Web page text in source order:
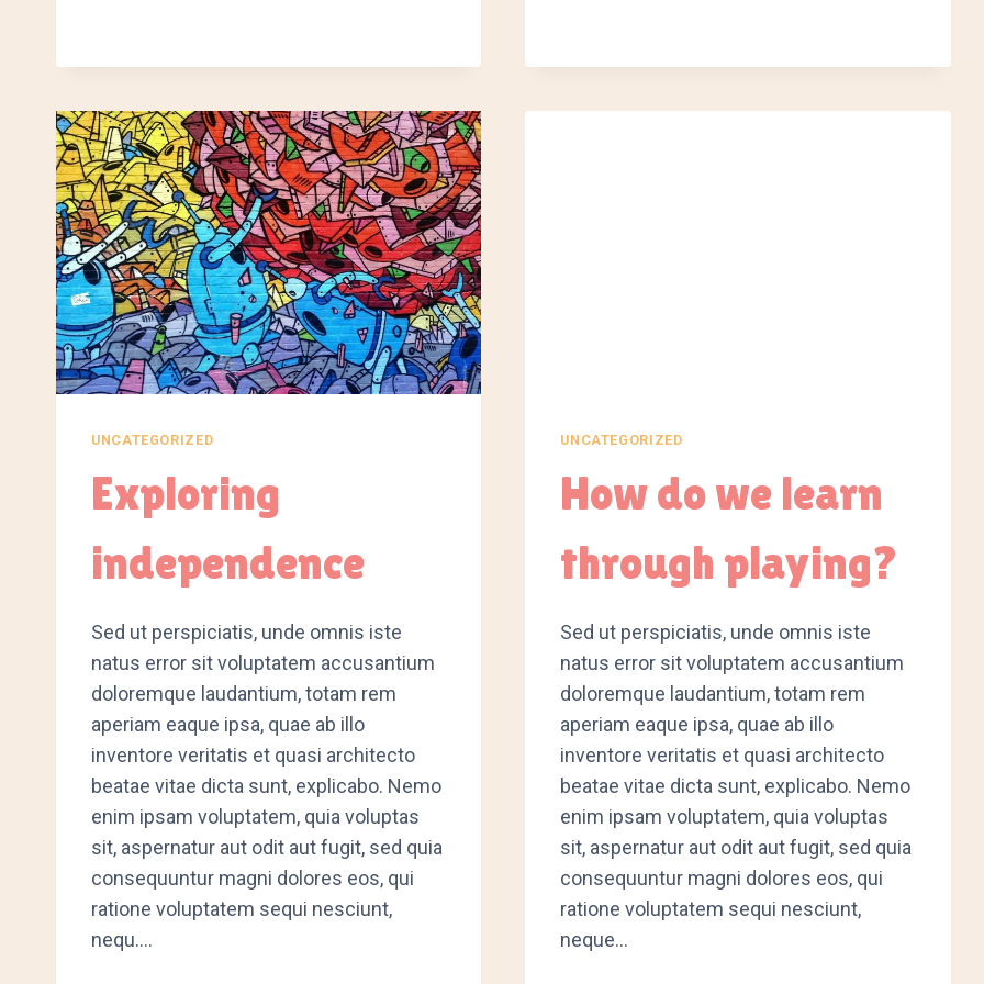
WORLD!
UNCATEGORIZED
Exploring
independence
Sed ut perspiciatis, unde omnis iste
natus error sit voluptatem accusantium
doloremque laudantium, totam rem
aperiam eaque ipsa, quae ab illo
inventore veritatis et quasi architecto
beatae vitae dicta sunt, explicabo. Nemo
enim ipsam voluptatem, quia voluptas
sit, aspernatur aut odit aut fugit, sed quia
consequuntur magni dolores eos, qui
ratione voluptatem sequi nesciunt,
nequ….
UNCATEGORIZED
How do we learn
through playing?
Sed ut perspiciatis, unde omnis iste
natus error sit voluptatem accusantium
doloremque laudantium, totam rem
aperiam eaque ipsa, quae ab illo
inventore veritatis et quasi architecto
beatae vitae dicta sunt, explicabo. Nemo
enim ipsam voluptatem, quia voluptas
sit, aspernatur aut odit aut fugit, sed quia
consequuntur magni dolores eos, qui
ratione voluptatem sequi nesciunt,
neque…